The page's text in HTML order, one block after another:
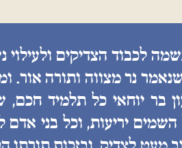
לכבוד הצדיקים
נר מצווה ותורה אור.
בר יוחאי כל תלמיד
יריעות, וכל בני אדם